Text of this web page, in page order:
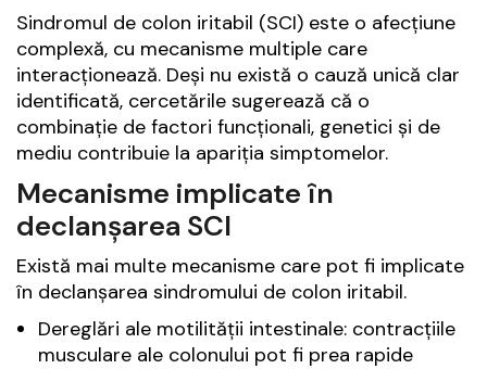
Sindromul de colon iritabil (SCI) este o afecțiune
complexă, cu mecanisme multiple care
interacționează. Deși nu există o cauză unică clar
identificată, cercetările sugerează că o
combinație de factori funcționali, genetici și de
mediu contribuie la apariția simptomelor.
Mecanisme implicate în
declanșarea SCI
Există mai multe mecanisme care pot fi implicate
în declanșarea sindromului de colon iritabil.
Dereglări ale motilității intestinale: contracțiile
musculare ale colonului pot fi prea rapide